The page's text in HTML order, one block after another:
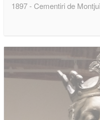
1897 - Cementiri de